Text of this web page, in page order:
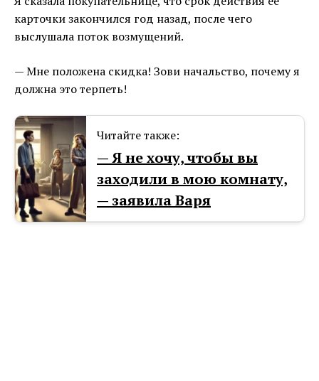
карточки закончился год назад, после чего
выслушала поток возмущений.
— Мне положена скидка! Зови начальство, почему я
должна это терпеть!
Читайте также:
— Я не хочу, чтобы вы
заходили в мою комнату,
— заявила Варя